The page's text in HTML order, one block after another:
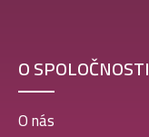
O SPOLOČNOSTI
O nás